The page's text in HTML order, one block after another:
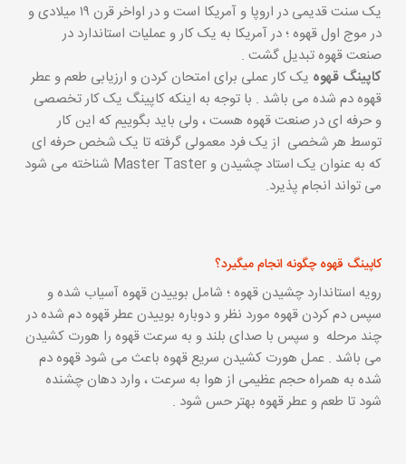
یک سنت قدیمی در اروپا و آمریکا است و در اواخر قرن ۱۹ میلادی و
در موج اول قهوه ؛ در آمریکا به یک کار و عملیات استاندارد در
صنعت قهوه تبدیل گشت .
کاپینگ قهوه یک کار عملی برای امتحان کردن و ارزیابی طعم و عطر
قهوه دم شده می باشد . با توجه به اینکه کاپینگ یک کار تخصصی
و حرفه ای در صنعت قهوه هست ، ولی باید بگوییم که این کار
توسط هر شخصی از یک فرد معمولی گرفته تا یک شخص حرفه ای
که به عنوان یک استاد چشیدن و Master Taster شناخته می شود
می تواند انجام پذیرد.
کاپینگ قهوه چگونه انجام میگیرد؟
رویه استاندارد چشیدن قهوه ؛ شامل بوییدن قهوه آسیاب شده و
سپس دم کردن قهوه مورد نظر و دوباره بوییدن عطر قهوه دم شده در
چند مرحله و سپس با صدای بلند و به سرعت قهوه را هورت کشیدن
می باشد . عمل هورت کشیدن سریع قهوه باعث می شود قهوه دم
شده به همراه حجم عظیمی از هوا به سرعت ، وارد دهان چشنده
شود تا طعم و عطر قهوه بهتر حس شود .